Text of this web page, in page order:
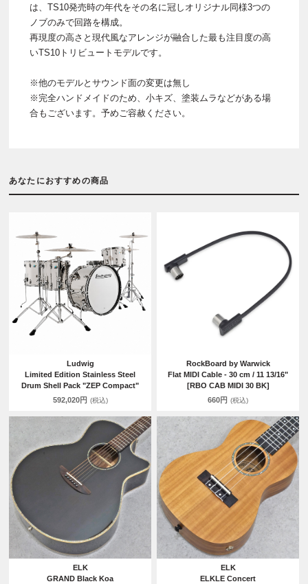
は、TS10発売時の年代をその名に冠しオリジナル同様3つの
ノブのみで回路を構成。
再現度の高さと現代風なアレンジが融合した最も注目度の高
いTS10トリビュートモデルです。
※他のモデルとサウンド面の変更は無し
※完全ハンドメイドのため、小キズ、塗装ムラなどがある場
合もございます。予めご容赦ください。
あなたにおすすめの商品
Ludwig
Limited Edition Stainless Steel
Drum Shell Pack "ZEP Compact"
592,020円 (税込)
RockBoard by Warwick
Flat MIDI Cable - 30 cm / 11 13/16"
[RBO CAB MIDI 30 BK]
660円 (税込)
ELK
GRAND Black Koa
ELK
ELKLE Concert